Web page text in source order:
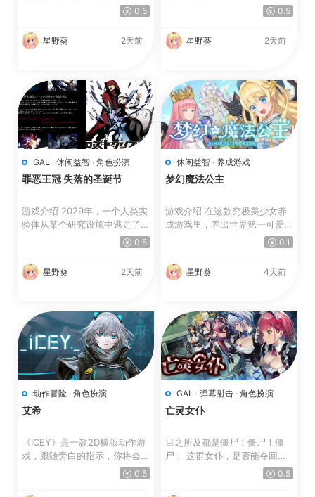
风格与水彩画的全新图像着...0.5
星野葵 2天前
0.5
星野葵 2天前
GAL · 休闲益智 · 角色扮演
罪恶王冠 失落的圣诞节
游戏介绍 2029年，一个人类实
验体从某个研究设施中逃走了。
0.5
星野葵 2天前
休闲益智 · 养成游戏
梦幻魔法公主
游戏介绍 在这款究极美少女养
成游戏里，养出世界第一可爱的
0.1
星野葵 4天前
动作冒险 · 角色扮演
艾希
《ICEY》是一款2D横版动作游
戏，跟随旁白的指示，你将会通
0.5
GAL · 弹幕射击 · 角色扮演
亡灵女仆
目之所及都是僵尸！僵尸！僵
尸！ 这群女仆，是否能夺回秋
叶原往日的和平！？ 这是...0.5